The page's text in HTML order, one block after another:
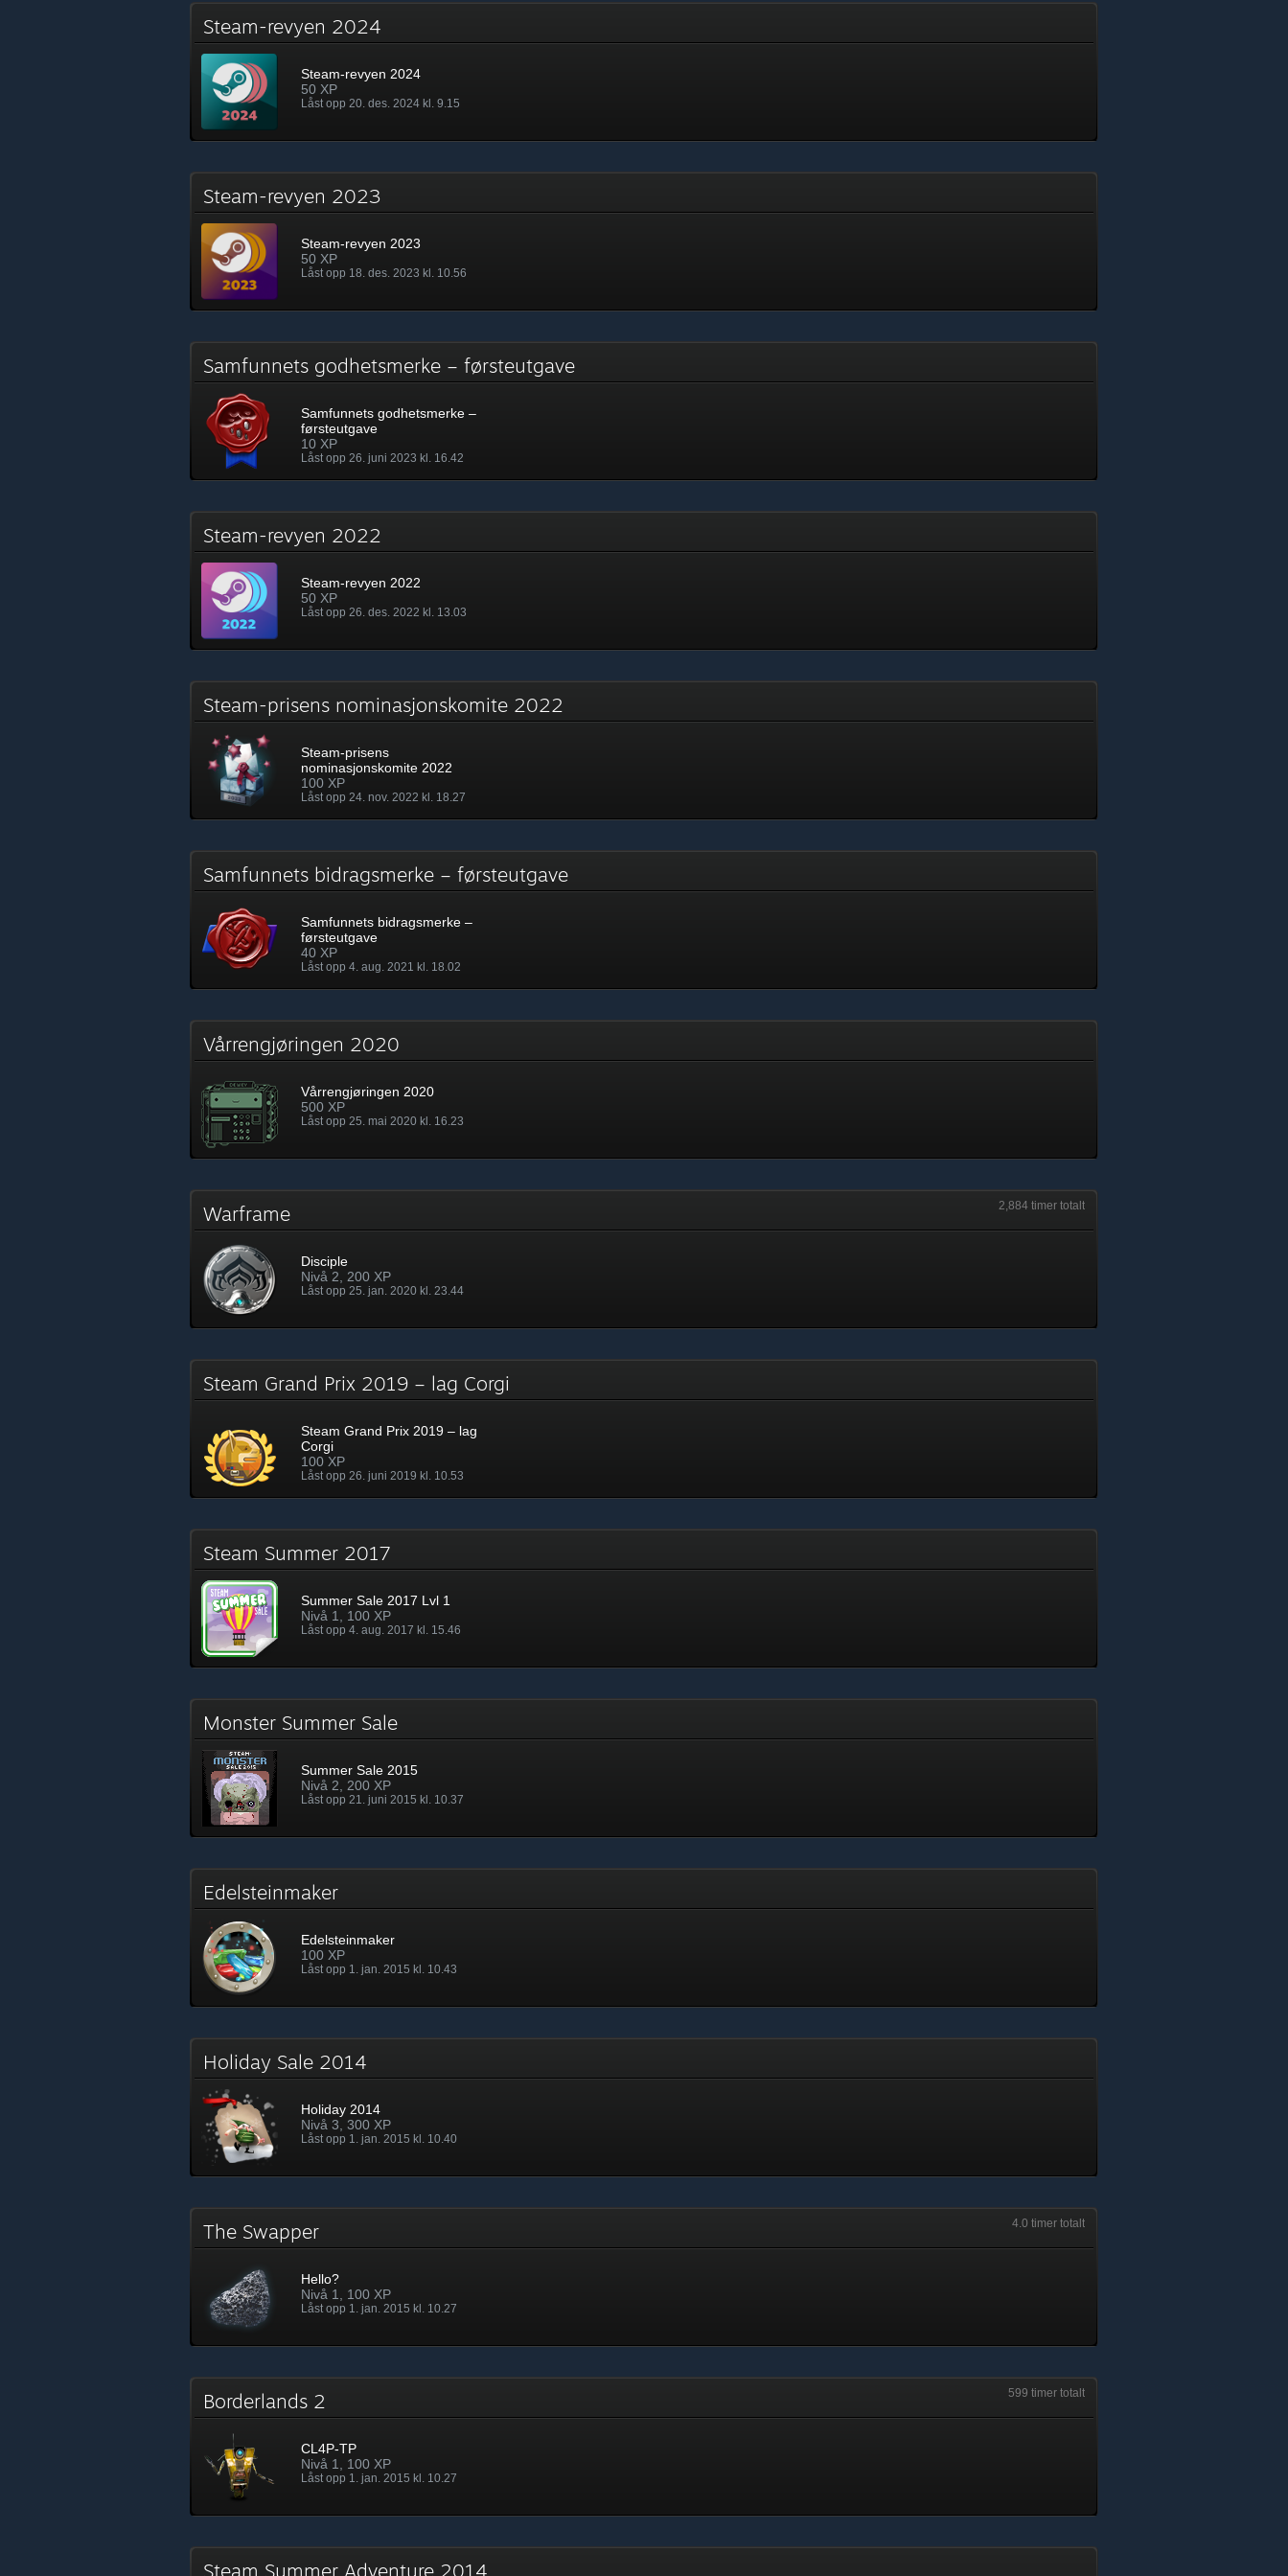
Steam-revyen 2024
Steam-revyen 2024
50 XP
Låst opp 20. des. 2024 kl. 9.15
Steam-revyen 2023
Steam-revyen 2023
50 XP
Låst opp 18. des. 2023 kl. 10.56
Samfunnets godhetsmerke – førsteutgave
Samfunnets godhetsmerke –
førsteutgave
10 XP
Låst opp 26. juni 2023 kl. 16.42
Steam-revyen 2022
Steam-revyen 2022
50 XP
Låst opp 26. des. 2022 kl. 13.03
Steam-prisens nominasjonskomite 2022
Steam-prisens
nominasjonskomite 2022
100 XP
Låst opp 24. nov. 2022 kl. 18.27
Samfunnets bidragsmerke – førsteutgave
Samfunnets bidragsmerke –
førsteutgave
40 XP
Låst opp 4. aug. 2021 kl. 18.02
Vårrengjøringen 2020
Vårrengjøringen 2020
500 XP
Låst opp 25. mai 2020 kl. 16.23
2,884 timer totalt
Warframe
Disciple
Nivå 2, 200 XP
Låst opp 25. jan. 2020 kl. 23.44
Steam Grand Prix 2019 – lag Corgi
Steam Grand Prix 2019 – lag
Corgi
100 XP
Låst opp 26. juni 2019 kl. 10.53
Steam Summer 2017
Summer Sale 2017 Lvl 1
Nivå 1, 100 XP
Låst opp 4. aug. 2017 kl. 15.46
Monster Summer Sale
Summer Sale 2015
Nivå 2, 200 XP
Låst opp 21. juni 2015 kl. 10.37
Edelsteinmaker
Edelsteinmaker
100 XP
Låst opp 1. jan. 2015 kl. 10.43
Holiday Sale 2014
Holiday 2014
Nivå 3, 300 XP
Låst opp 1. jan. 2015 kl. 10.40
4.0 timer totalt
The Swapper
Hello?
Nivå 1, 100 XP
Låst opp 1. jan. 2015 kl. 10.27
599 timer totalt
Borderlands 2
CL4P-TP
Nivå 1, 100 XP
Låst opp 1. jan. 2015 kl. 10.27
Steam Summer Adventure 2014